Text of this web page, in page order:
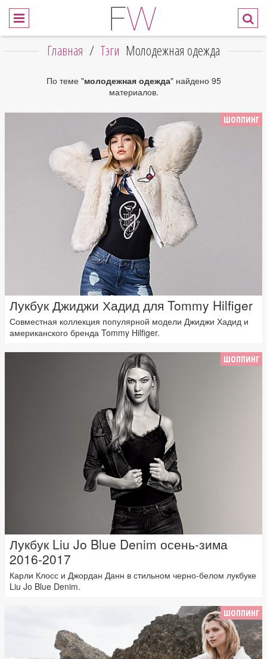
Главная / Тэги Молодежная одежда
По теме "молодежная одежда" найдено 95
материалов.
ШОППИНГ
Лукбук Джиджи Хадид для Tommy Hilfiger
Совместная коллекция популярной модели Джиджи Хадид и
американского бренда Tommy Hilfiger.
ШОППИНГ
Лукбук Liu Jo Blue Denim осень-зима
2016-2017
Карли Клосс и Джордан Данн в стильном черно-белом лукбуке
Liu Jo Blue Denim.
ШОППИНГ